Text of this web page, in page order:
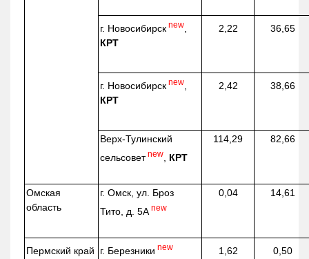
г. Новосибирск new
КРТ
2,22 36,65
г. Новосибирск new
КРТ
2,42 38,66
Верх-Тулинский
сельсовет new КРТ
114,29 82,66
Омская
область
г. Омск, ул. Броз
Тито, д. 5А new
0,04 14,61
Пермский край г. Березники new 1,62 0,50